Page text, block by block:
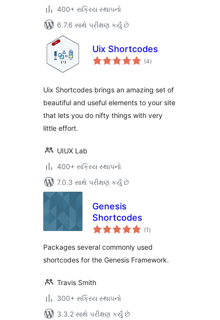
400+ સક્રિય સ્થાપનો
6.7.6 સાથે પરીક્ષણ કર્યું છે
Uix Shortcodes
(4કુલ
રેટિંગ્સ
)
Uix Shortcodes brings an amazing set of
beautiful and useful elements to your site
that lets you do nifty things with very
little effort.
UIUX Lab
400+ સક્રિય સ્થાપનો
7.0.3 સાથે પરીક્ષણ કર્યું છે
Genesis
Shortcodes
(1 કુલ
રેટિંગ્સ
)
Packages several commonly used
shortcodes for the Genesis Framework.
Travis Smith
300+ સક્રિય સ્થાપનો
3.3.2 સાથે પરીક્ષણ કર્યું છે